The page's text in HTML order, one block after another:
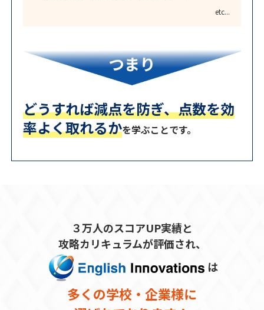
etc...
どうすれば減点を防ぎ、点数を効
率よく取れるかを学ぶことです。
３万人のスコアUP実績と
攻略カリキュラムが評価され、
は
多くの学校・企業様に